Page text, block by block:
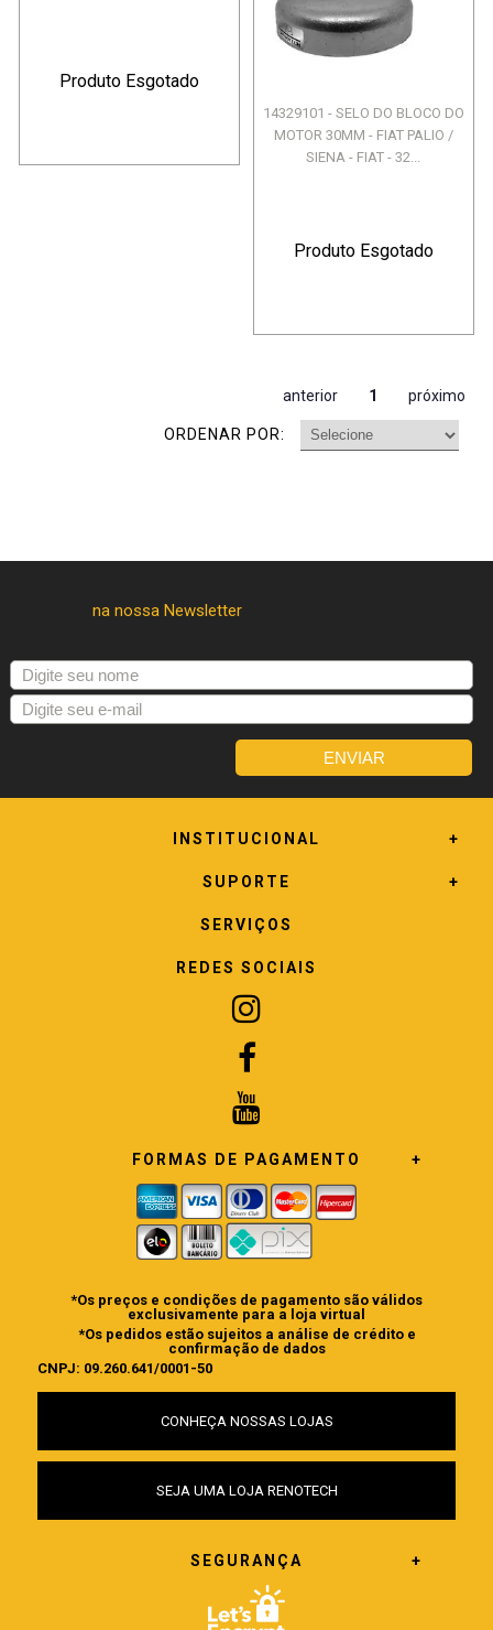
Produto Esgotado
14329101 - SELO DO BLOCO DO
MOTOR 30MM - FIAT PALIO /
SIENA - FIAT - 32...
Produto Esgotado
anterior 1 próximo
ORDENAR POR:
INSTITUCIONAL
SUPORTE
SERVIÇOS
REDES SOCIAIS
FORMAS DE PAGAMENTO
*Os preços e condições de pagamento são válidos
exclusivamente para a loja virtual
*Os pedidos estão sujeitos a análise de crédito e
confirmação de dados
CNPJ: 09.260.641/0001-50
CONHEÇA NOSSAS LOJAS
SEJA UMA LOJA RENOTECH
SEGURANÇA